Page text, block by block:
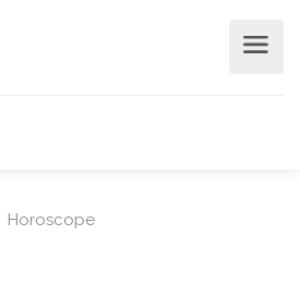
Horoscope